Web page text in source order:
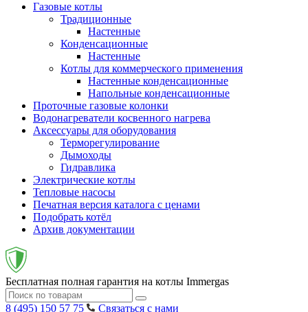
Газовые котлы
Традиционные
Настенные
Конденсационные
Настенные
Котлы для коммерческого применения
Настенные конденсационные
Напольные конденсационные
Проточные газовые колонки
Водонагреватели косвенного нагрева
Аксессуары для оборудования
Терморегулирование
Дымоходы
Гидравлика
Электрические котлы
Тепловые насосы
Печатная версия каталога с ценами
Подобрать котёл
Архив документации
Бесплатная полная гарантия на котлы Immergas
8 (495) 150 57 75
Связаться с нами